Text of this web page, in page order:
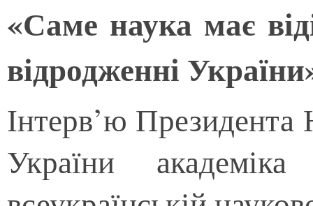
«Саме наука має
відродженні
Інтерв’ю Президента
України